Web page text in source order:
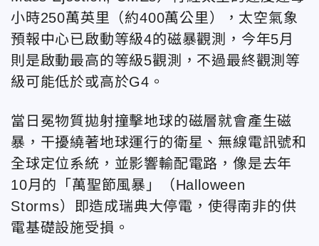
小時250萬英里（約400萬公里），太空氣象
預報中心已啟動等級4的磁暴觀測，今年5月
則是啟動最高的等級5觀測，不過最終觀測等
級可能低於或高於G4。
當日冕物質拋射撞擊地球的磁層就會產生磁
暴，干擾繞著地球運行的衛星、無線電訊號和
全球定位系統，並影響輸配電路，像是去年
10月的「萬聖節風暴」（Halloween
Storms）即造成瑞典大停電，使得南非的供
電基礎設施受損。